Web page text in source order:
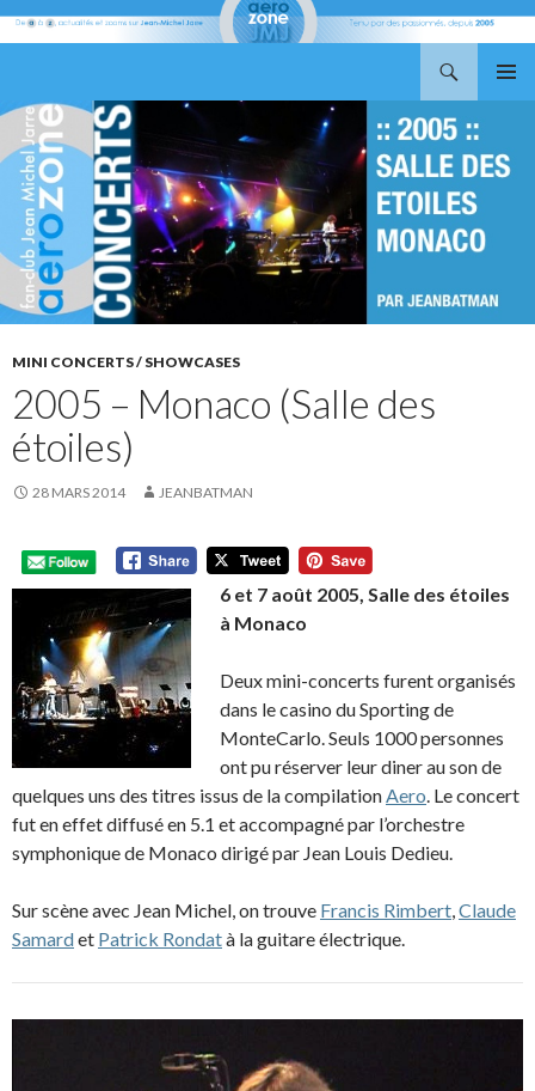
AU
CONTENU
MINI CONCERTS / SHOWCASES
2005 – Monaco (Salle des
étoiles)
28 MARS 2014 JEANBATMAN
6 et 7 août 2005, Salle des étoiles
à Monaco
Deux mini-concerts furent organisés
dans le casino du Sporting de
MonteCarlo. Seuls 1000 personnes
ont pu réserver leur diner au son de
quelques uns des titres issus de la compilationAero. Le concert
fut en effet diffusé en 5.1 et accompagné par l’orchestre
symphonique de Monaco dirigé par Jean Louis Dedieu.
Sur scène avec Jean Michel, on trouve Francis Rimbert,Claude
Samardet Patrick Rondatà la guitare électrique.